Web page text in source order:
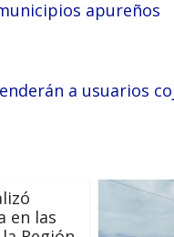
apureños
a usuarios
en las